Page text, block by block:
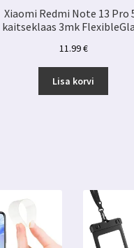
Xiaomi Redmi Note 13 Pro
kaitseklaas 3mk
11.99€
Lisa korvi